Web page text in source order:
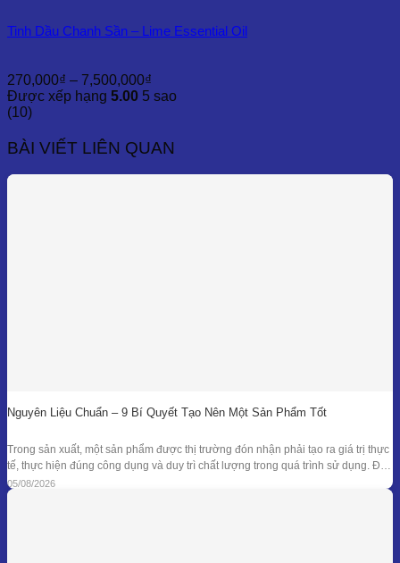
Tinh Dầu Chanh Sần – Lime Essential Oil
270,000₫ – 7,500,000₫
giá:
đến
Được xếp hạng 5.00 5 sao
(10)
BÀI VIẾT LIÊN QUAN
Nguyên Liệu Chuẩn – 9 Bí Quyết Tạo Nên Một Sản Phẩm Tốt
Trong sản xuất, một sản phẩm được thị trường đón nhận phải tạo ra giá trị thực
tế, thực hiện đúng công dụng và duy trì chất lượng trong quá trình sử dụng. Để
đạt được kết quả đó, doanh nghiệp cần kiểm soát đồng bộ từ mục tiêu nghiên
cứu, nguyên liệu, công thức
05/08/2026